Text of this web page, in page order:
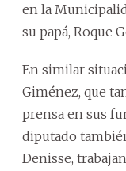
en la
su papá, Roque
En similar
Giménez, que
prensa en sus
diputado
Denisse,